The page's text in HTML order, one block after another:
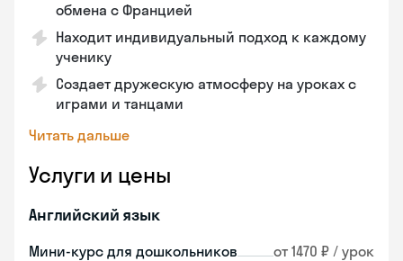
обмена с Францией
Находит индивидуальный подход к каждому
ученику
Создает дружескую атмосферу на уроках с
играми и танцами
Читать дальше
Услуги и цены
Английский язык
Мини-курс для дошкольников от 1470 ₽ / урок